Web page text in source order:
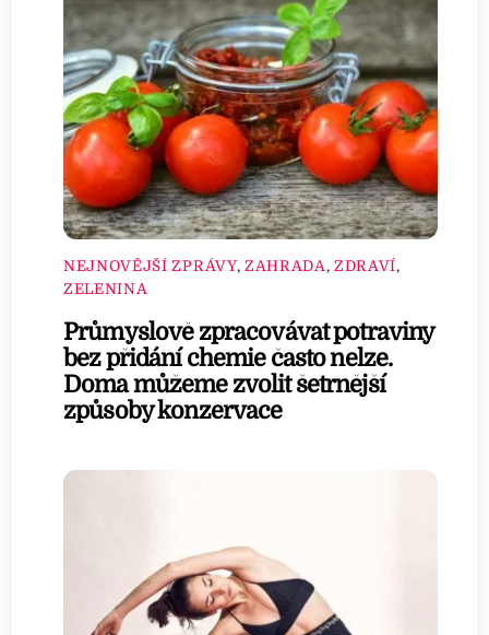
NEJNOVĚJŠÍ ZPRÁVY, ZAHRADA , ZDRAVÍ,
ZELENINA
Průmyslově zpracovávat potraviny
bez přidání chemie často nelze.
Doma můžeme zvolit šetrnější
způsoby konzervace